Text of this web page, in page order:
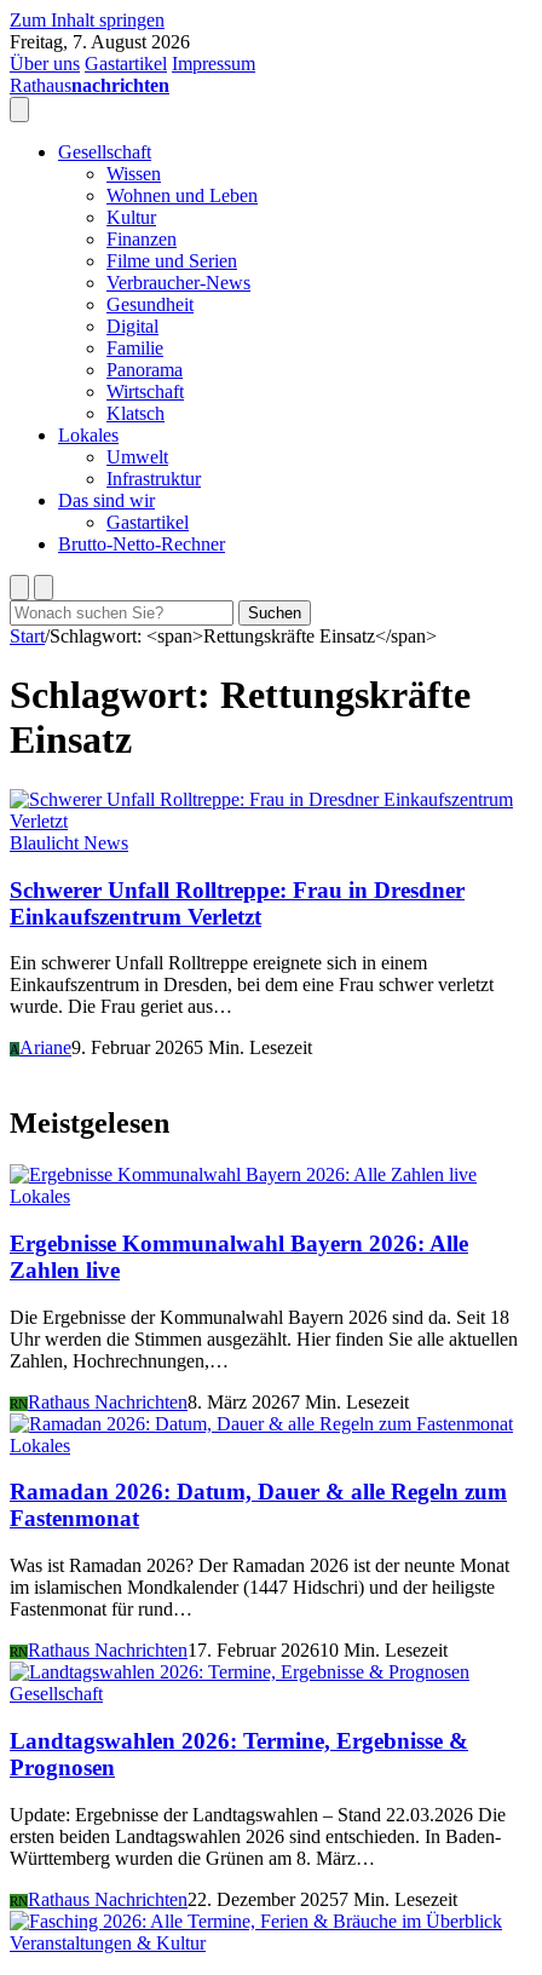
Zum Inhalt springen
Freitag, 7. August 2026
Über uns Gastartikel Impressum
Rathausnachrichten
Gesellschaft
Wissen
Wohnen und Leben
Kultur
Finanzen
Filme und Serien
Verbraucher-News
Gesundheit
Digital
Familie
Panorama
Wirtschaft
Klatsch
Lokales
Umwelt
Infrastruktur
Das sind wir
Gastartikel
Brutto-Netto-Rechner
Suchen
nach:
Suchen
Start/Schlagwort: <span>Rettungskräfte Einsatz</span>
Schlagwort: Rettungskräfte
Einsatz
Blaulicht News
Schwerer Unfall Rolltreppe: Frau in Dresdner
Einkaufszentrum Verletzt
Ein schwerer Unfall Rolltreppe ereignete sich in einem
Einkaufszentrum in Dresden, bei dem eine Frau schwer verletzt
wurde. Die Frau geriet aus…
AAriane9. Februar 20265 Min. Lesezeit
Meistgelesen
Lokales
Ergebnisse Kommunalwahl Bayern 2026: Alle
Zahlen live
Die Ergebnisse der Kommunalwahl Bayern 2026 sind da. Seit 18
Uhr werden die Stimmen ausgezählt. Hier finden Sie alle aktuellen
Zahlen, Hochrechnungen,…
RNRathaus Nachrichten8. März 20267 Min. Lesezeit
Lokales
Ramadan 2026: Datum, Dauer & alle Regeln zum
Fastenmonat
Was ist Ramadan 2026? Der Ramadan 2026 ist der neunte Monat
im islamischen Mondkalender (1447 Hidschri) und der heiligste
Fastenmonat für rund…
RNRathaus Nachrichten17. Februar 202610 Min. Lesezeit
Gesellschaft
Landtagswahlen 2026: Termine, Ergebnisse &
Prognosen
Update: Ergebnisse der Landtagswahlen – Stand 22.03.2026 Die
ersten beiden Landtagswahlen 2026 sind entschieden. In Baden-
Württemberg wurden die Grünen am 8. März…
RNRathaus Nachrichten22. Dezember 20257 Min. Lesezeit
Veranstaltungen & Kultur